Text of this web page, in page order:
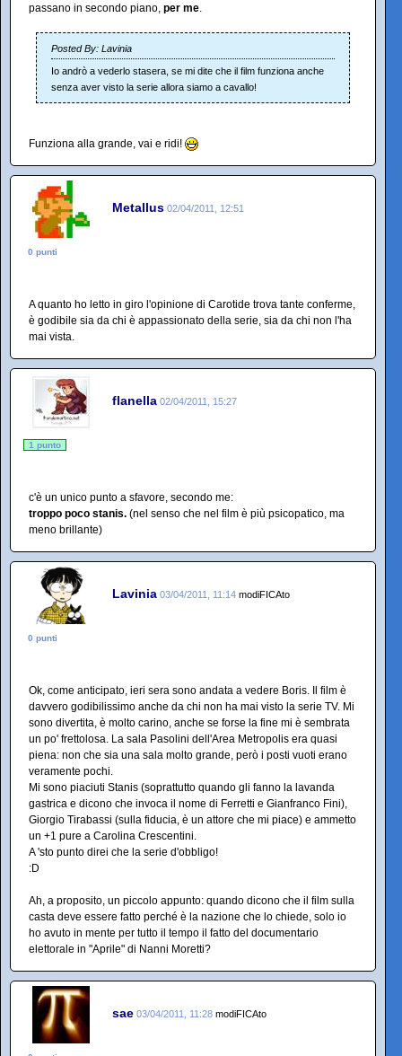
passano in secondo piano, per me.
Posted By: Lavinia
Io andrò a vederlo stasera, se mi dite che il film funziona anche
senza aver visto la serie allora siamo a cavallo!
Funziona alla grande, vai e ridi!
Metallus 02/04/2011, 12:51
0 punti
A quanto ho letto in giro l'opinione di Carotide trova tante conferme,
è godibile sia da chi è appassionato della serie, sia da chi non l'ha
mai vista.
flanella 02/04/2011, 15:27
1 punto
c'è un unico punto a sfavore, secondo me:
troppo poco stanis. (nel senso che nel film è più psicopatico, ma
meno brillante)
Lavinia 03/04/2011, 11:14 modiFICAto
0 punti
Ok, come anticipato, ieri sera sono andata a vedere Boris. Il film è
davvero godibilissimo anche da chi non ha mai visto la serie TV. Mi
sono divertita, è molto carino, anche se forse la fine mi è sembrata
un po' frettolosa. La sala Pasolini dell'Area Metropolis era quasi
piena: non che sia una sala molto grande, però i posti vuoti erano
veramente pochi.
Mi sono piaciuti Stanis (soprattutto quando gli fanno la lavanda
gastrica e dicono che invoca il nome di Ferretti e Gianfranco Fini),
Giorgio Tirabassi (sulla fiducia, è un attore che mi piace) e ammetto
un +1 pure a Carolina Crescentini.
A 'sto punto direi che la serie d'obbligo!
:D
Ah, a proposito, un piccolo appunto: quando dicono che il film sulla
casta deve essere fatto perché è la nazione che lo chiede, solo io
ho avuto in mente per tutto il tempo il fatto del documentario
elettorale in "Aprile" di Nanni Moretti?
sae 03/04/2011, 11:28 modiFICAto